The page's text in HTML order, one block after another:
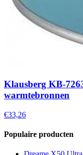
Klausberg KB-
warmtebronnen
€33,26
Populaire producten